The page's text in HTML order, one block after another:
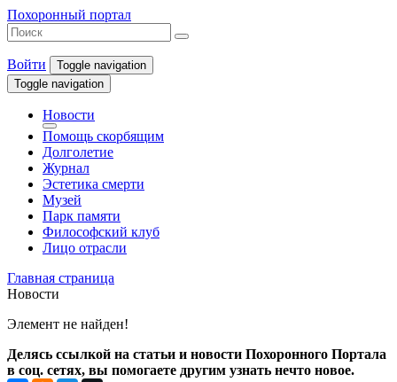
Похоронный портал
Войти
Toggle navigation
Toggle navigation
Новости
Помощь скорбящим
Долголетие
Журнал
Эстетика смерти
Музей
Парк памяти
Философский клуб
Лицо отрасли
Главная страница
Новости
Элемент не найден!
Делясь ссылкой на статьи и новости Похоронного Портала
в соц. сетях, вы помогаете другим узнать нечто новое.